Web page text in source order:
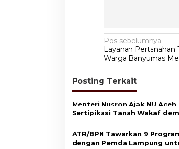
N
a
i
g
a
i
Pos sebelumnya
Layanan Pertanahan
Warga Banyumas
Posting Terkait
Menteri Nusron Ajak NU
Sertipikasi Tanah Wakaf
ATR/BPN Tawarkan 9
dengan Pemda Lampung